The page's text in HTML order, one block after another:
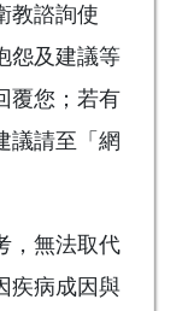
教諮詢使
怨及建議等
覆您；若有
議請至「網
，無法取代
疾病成因與